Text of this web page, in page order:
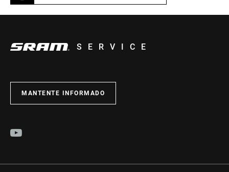
SERVICE
MANTENTE INFORMADO